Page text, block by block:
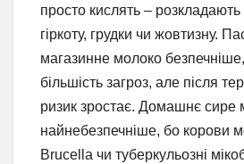
просто кислять –
гіркоту, грудки чи жовтизну.
магазинне молоко
більшість загроз, але після
ризик зростає. Домашнє сире
найнебезпечніше, бо корови
Brucella чи туберкульозні